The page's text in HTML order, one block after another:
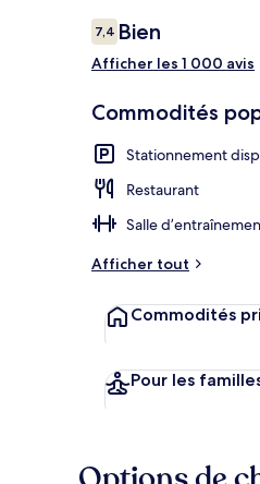
Avis
7,47,4 sur 10 –
Bien
Afficher les 1 000 avis
Commodités
Stationnement
Restaurant
Salle
Afficher tout
Commodités
Pour les